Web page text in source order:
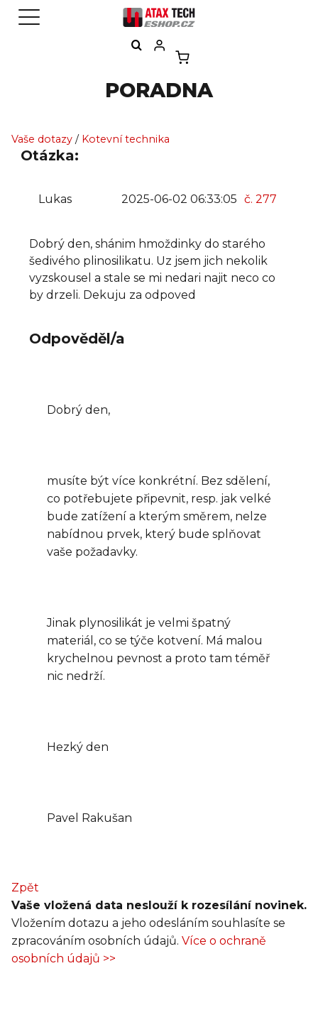
PORADNA
Vaše dotazy / Kotevní technika
Otázka:
č. 277
2025-06-02 06:33:05
Lukas
Dobrý den, shánim hmoždinky do starého
šedivého plinosilikatu. Uz jsem jich nekolik
vyzskousel a stale se mi nedari najit neco co
by drzeli. Dekuju za odpoved
Odpověděl/a
Dobrý den,
musíte být více konkrétní. Bez sdělení,
co potřebujete připevnit, resp. jak velké
bude zatížení a kterým směrem, nelze
nabídnou prvek, který bude splňovat
vaše požadavky.
Jinak plynosilikát je velmi špatný
materiál, co se týče kotvení. Má malou
krychelnou pevnost a proto tam téměř
nic nedrží.
Hezký den
Pavel Rakušan
Zpět
Vaše vložená data neslouží k rozesílání novinek.
Vložením dotazu a jeho odesláním souhlasíte se
zpracováním osobních údajů. Více o ochraně
osobních údajů >>